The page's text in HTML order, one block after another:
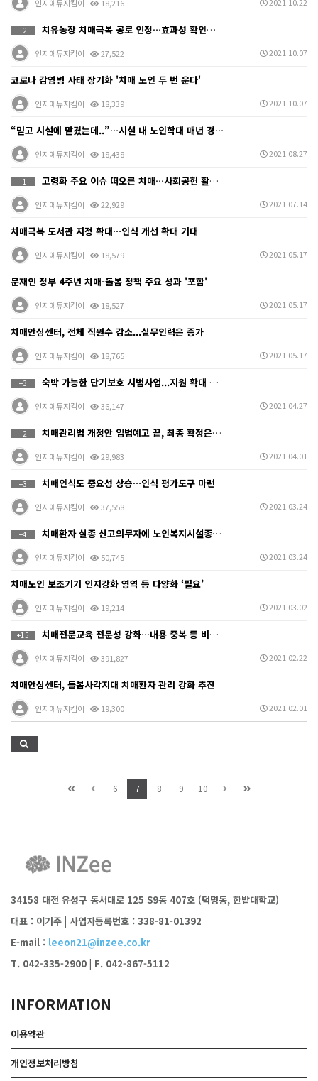
인지에듀지킴이 18,216
+2 치유농장 치매극복 공로 인정…효과성 확인도 긍정 추세
인지에듀지킴이 27,522 2021.10.07
코로나 감염병 사태 장기화 '치매 노인 두 번 운다'
인지에듀지킴이 18,339 2021.10.07
“믿고 시설에 맡겼는데..”…시설 내 노인학대 매년 경…
인지에듀지킴이 18,438 2021.08.27
+1 고령화 주요 이슈 떠오른 치매…사회공헌 활동 ‘증가’
인지에듀지킴이 22,929 2021.07.14
치매극복 도서관 지정 확대…인식 개선 확대 기대
인지에듀지킴이 18,579 2021.05.17
문재인 정부 4주년 치매-돌봄 정책 주요 성과 '포함'
인지에듀지킴이 18,527 2021.05.17
치매안심센터, 전체 직원수 감소...실무인력은 증가
인지에듀지킴이 18,765 2021.05.17
+3 숙박 가능한 단기보호 시범사업...지원 확대 요구는 '…
인지에듀지킴이 36,147 2021.04.27
+2 치매관리법 개정안 입법예고 끝, 최종 확정은 복지부 '…
인지에듀지킴이 29,983 2021.04.01
+3 치매인식도 중요성 상승…인식 평가도구 마련
인지에듀지킴이 37,558 2021.03.24
+4 치매환자 실종 신고의무자에 노인복지시설종사자 등 추가
인지에듀지킴이 50,745 2021.03.24
치매노인 보조기기 인지강화 영역 등 다양화 ‘필요’
인지에듀지킴이 19,214 2021.03.02
+15 치매전문교육 전문성 강화…내용 중복 등 비효율 방지 추…
인지에듀지킴이 391,827 2021.02.22
치매안심센터, 돌봄사각지대 치매환자 관리 강화 추진
인지에듀지킴이 19,300 2021.02.01
6 7 8 9 10
34158 대전 유성구 동서대로 125 S9동 407호 (덕명동, 한밭대학교)
대표 : 이기주 | 사업자등록번호 : 338-81-01392
E-mail : leeon21@inzee.co.kr
T. 042-335-2900 | F. 042-867-5112
INFORMATION
이용약관
개인정보처리방침